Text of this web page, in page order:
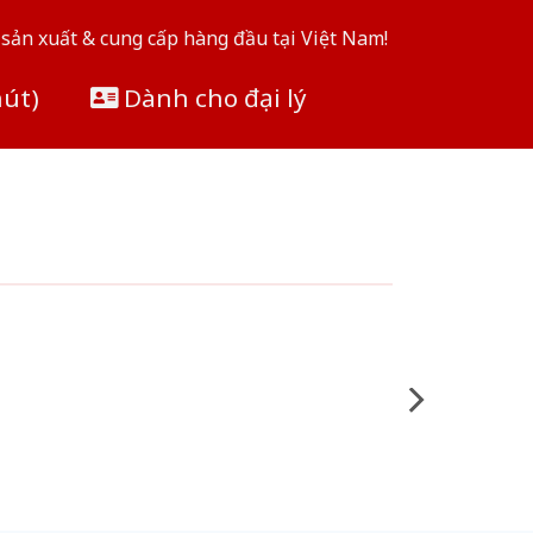
xuất & cung cấp hàng đầu tại Việt Nam!
Dành cho đại lý